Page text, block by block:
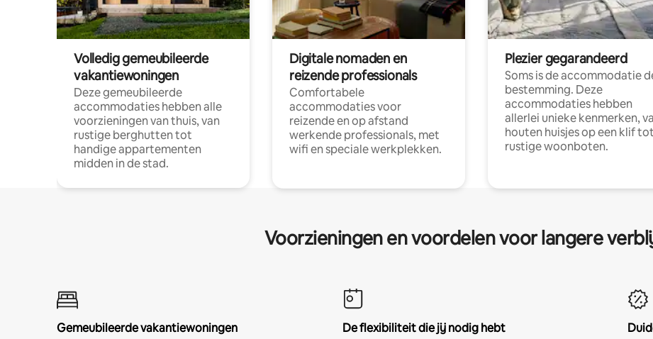
Volledig gemeubileerde
vakantiewoningen
Deze gemeubileerde
accommodaties hebben alle
voorzieningen van thuis, van
rustige berghutten tot
handige appartementen
midden in de stad.
Digitale nomaden en
reizende professionals
Comfortabele
accommodaties voor
reizende en op afstand
werkende professionals, met
wifi en speciale werkplekken.
Plezier gegarandeerd
Soms is de accommodatie
bestemming. Deze
accommodaties hebben
allerlei unieke kenmerken,
houten huisjes op een klif tot
rustige woonboten.
Voorzieningen en voordelen voor langere
Gemeubileerde vakantiewoningen
De flexibiliteit die jij nodig hebt